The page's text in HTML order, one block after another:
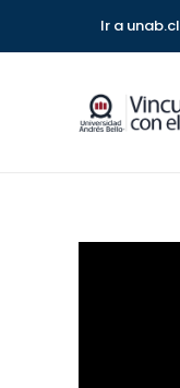
Ir a unab.cl